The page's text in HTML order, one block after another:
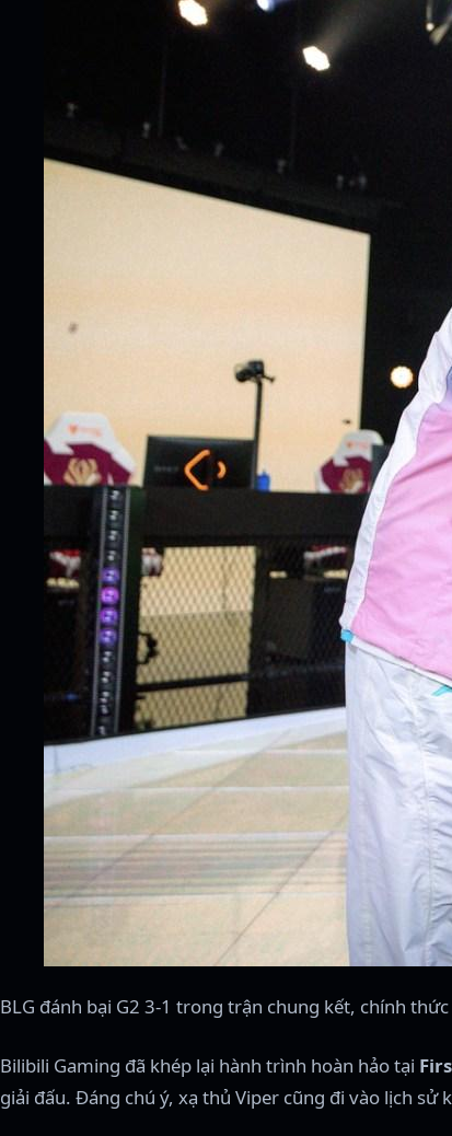
BLG đánh bại G2 3-1 trong trận chung kết, chính
Bilibili Gaming đã khép lại hành trình hoàn hảo tại
giải đấu. Đáng chú ý, xạ thủ Viper cũng đi vào lịch